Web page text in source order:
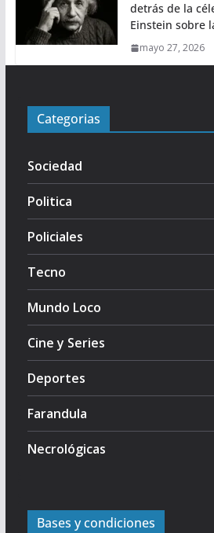
detrás de la
Einstein sobre
mayo 27, 2026
Categorias
Sociedad
Politica
Policiales
Tecno
Mundo Loco
Cine y Series
Deportes
Farandula
Necrológicas
Bases y condiciones